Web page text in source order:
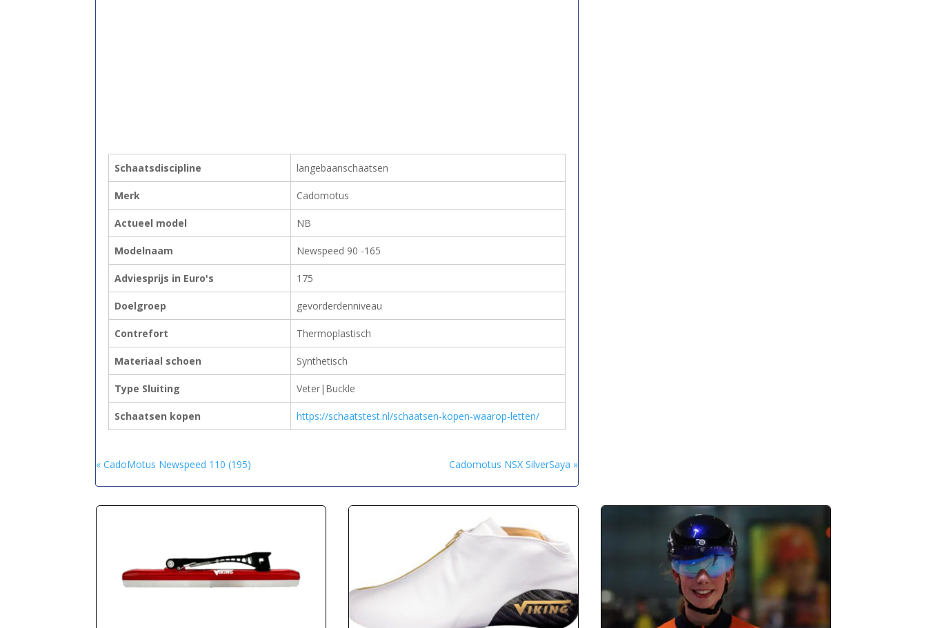
Schaatsdiscipline langebaanschaatsen
Merk Cadomotus
Actueel model NB
Modelnaam Newspeed 90 -165
Adviesprijs in Euro's 175
Doelgroep gevorderdenniveau
Contrefort Thermoplastisch
Materiaal schoen Synthetisch
Type Sluiting Veter|Buckle
Schaatsen kopen https://schaatstest.nl/schaatsen-kopen-waarop-letten/
« CadoMotus Newspeed 110 (195) Cadomotus NSX SilverSaya »